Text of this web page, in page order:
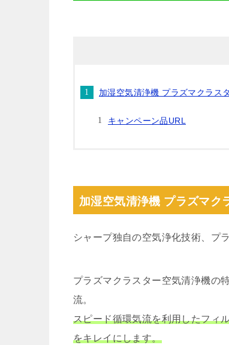
加湿空気清浄機 プラズマクラス
キャンペーン品URL
加湿空気清浄機 プラズマ
シャープ独自の空気浄化技術、プ
プラズマクラスター空気清浄機の
流。
スピード循環気流を利用したフィ
をキレイにします。